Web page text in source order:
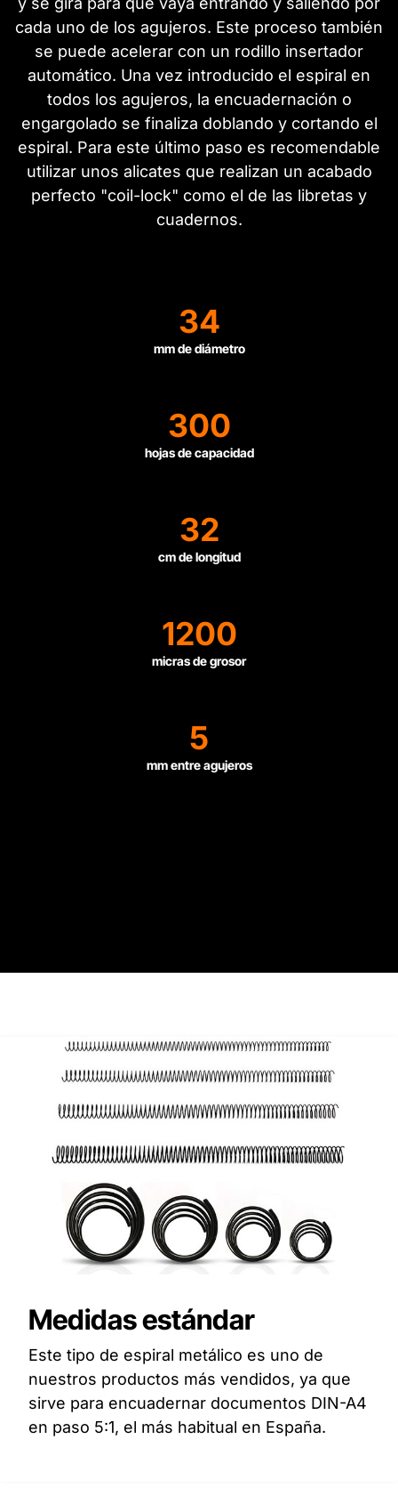
cada uno de los agujeros. Este proceso también
se puede acelerar con un rodillo insertador
automático. Una vez introducido el espiral en
todos los agujeros, la encuadernación o
engargolado se finaliza doblando y cortando el
espiral. Para este último paso es recomendable
utilizar unos alicates que realizan un acabado
perfecto "coil-lock" como el de las libretas y
cuadernos.
34
mm de diámetro
300
hojas de capacidad
32
cm de longitud
1200
micras de grosor
5
mm entre agujeros
Medidas estándar
Este tipo de espiral metálico es uno de
nuestros productos más vendidos, ya que
sirve para encuadernar documentos DIN-A4
en paso 5:1, el más habitual en España.